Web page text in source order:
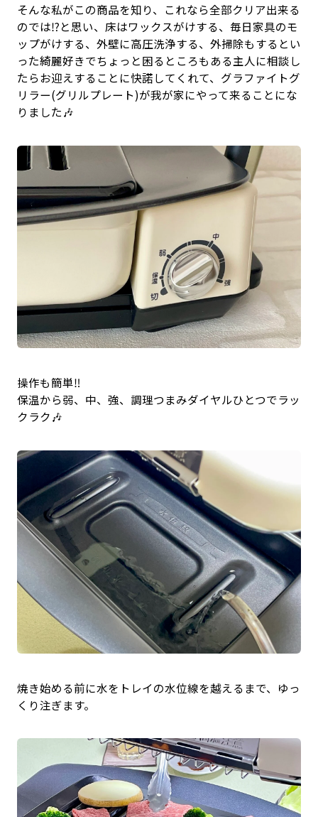
そんな私がこの商品を知り、これなら全部クリア出来る
のでは⁉️と思い、床はワックスがけする、毎日家具のモ
ップがけする、外壁に高圧洗浄する、外掃除もするとい
った綺麗好きでちょっと困るところもある主人に相談し
たらお迎えすることに快諾してくれて、グラファイトグ
リラー(グリルプレート)が我が家にやって来ることにな
りました🎶
操作も簡単‼️
保温から弱、中、強、調理つまみダイヤルひとつでラッ
クラク🎶
焼き始める前に水をトレイの水位線を越えるまで、ゆっ
くり注ぎます。